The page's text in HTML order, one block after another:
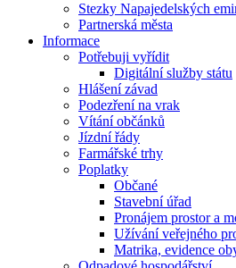
Stezky Napajedelských
Partnerská města
Informace
Potřebuji vyřídit
Digitální služby státu
Hlášení závad
Podezření na vrak
Vítání občánků
Jízdní řády
Farmářské trhy
Poplatky
Občané
Stavební úřad
Pronájem prostor a
Užívání veřejného
Matrika, evidence